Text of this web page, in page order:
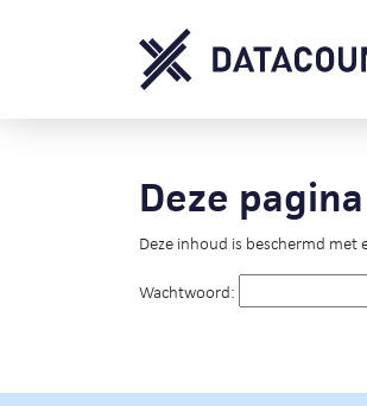
Deze
Deze inhoud is beschermd
Wachtwoord: